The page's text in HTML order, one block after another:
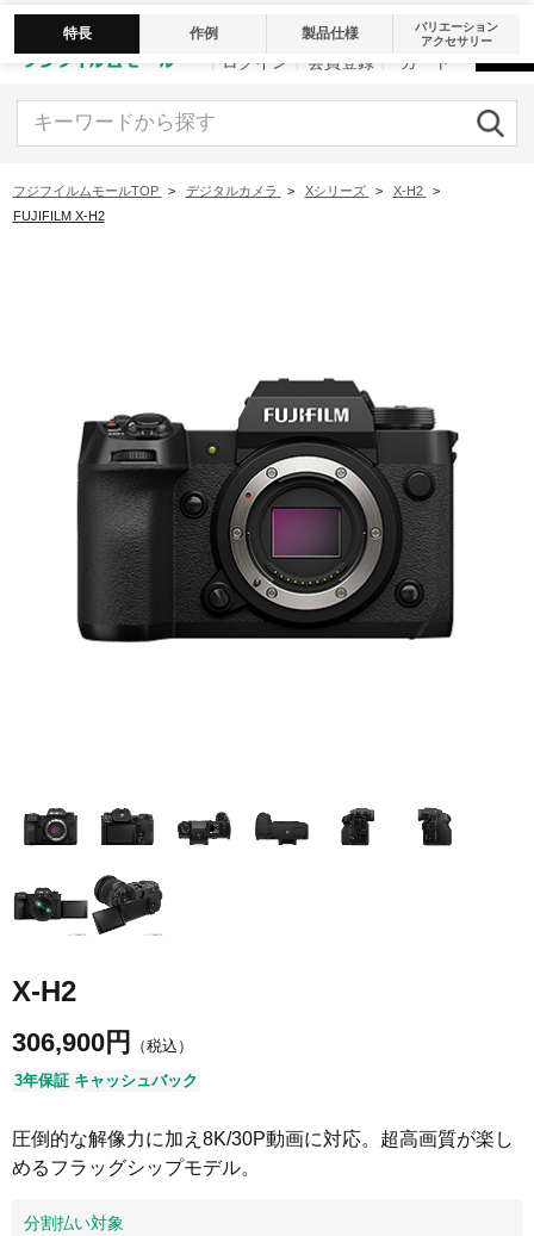
ログイン カート
フジフイルムモールTOP > デジタルカメラ > Xシリーズ > X-H2
>
FUJIFILM X-H2
X-H2
306,900円
（税込）
3年保証 キャッシュバック
圧倒的な解像力に加え8K/30P動画に対応。超高画質が楽し
めるフラッグシップモデル。
分割払い対象
特長 作例 製品仕様
バリエーション
アクセサリー